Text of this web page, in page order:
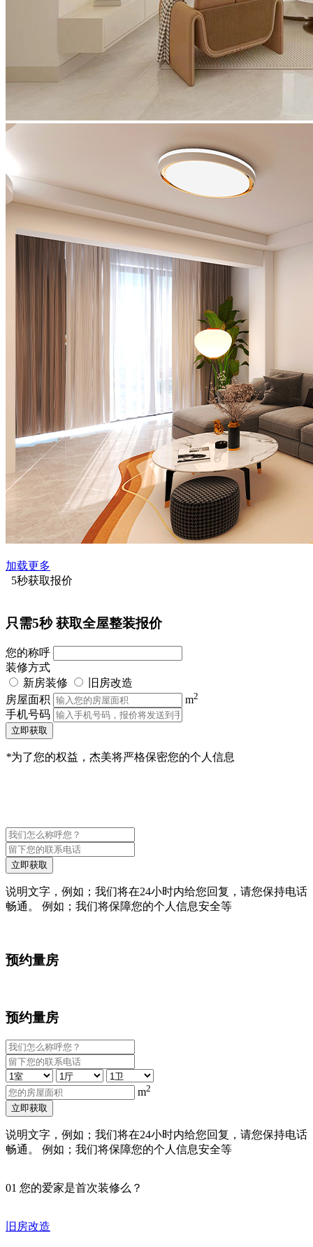
加载更多
5秒获取报价
只需5秒获取全屋整装报价
您的称呼
装修方式
新房装修
旧房改造
房屋面积
m2
手机号码
立即获取
*为了您的权益，杰美将严格保密您的个人信息
立即获取
说明文字，例如；我们将在24小时内给您回复，请您保持电话
畅通。 例如；我们将保障您的个人信息安全等
预约量房
预约量房
m2
立即获取
说明文字，例如；我们将在24小时内给您回复，请您保持电话
畅通。 例如；我们将保障您的个人信息安全等
01 您的爱家是首次装修么？
旧房改造